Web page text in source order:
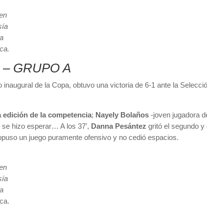
– GRUPO A
inaugural de la Copa, obtuvo una victoria de 6-1 ante la
edición de la competencia; Nayely Bolaños -joven jugadora
hizo esperar… A los 37′, Danna Pesántez gritó el segundo y
un juego puramente ofensivo y no cedió espacios.